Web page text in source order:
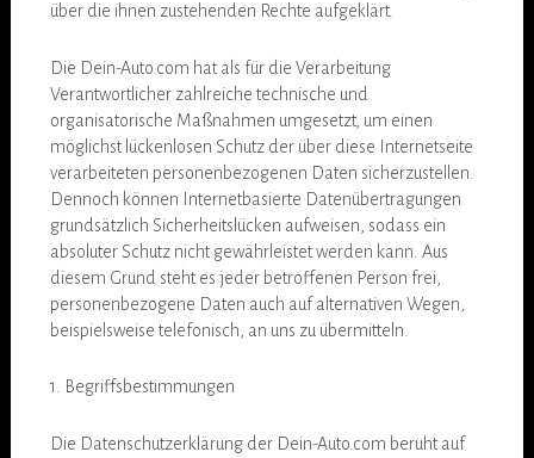
über die ihnen zustehenden Rechte aufgeklärt.
Die Dein-Auto.com hat als für die Verarbeitung
Verantwortlicher zahlreiche technische und
organisatorische Maßnahmen umgesetzt, um einen
möglichst lückenlosen Schutz der über diese Internetseite
verarbeiteten personenbezogenen Daten sicherzustellen.
Dennoch können Internetbasierte Datenübertragungen
grundsätzlich Sicherheitslücken aufweisen, sodass ein
absoluter Schutz nicht gewährleistet werden kann. Aus
diesem Grund steht es jeder betroffenen Person frei,
personenbezogene Daten auch auf alternativen Wegen,
beispielsweise telefonisch, an uns zu übermitteln.
1. Begriffsbestimmungen
Die Datenschutzerklärung der Dein-Auto.com beruht auf